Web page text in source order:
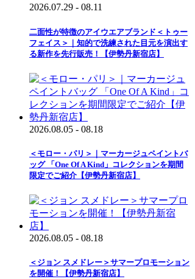
2026.07.29 - 08.11
二面性が特徴のアイウエアブランド＜トゥー
フェイス＞｜知的で洗練された目元を演出す
る新作を先行販売！【伊勢丹新宿店】
2026.08.05 - 08.18
＜モロー・パリ＞｜マーカージュペイントバ
ッグ 「One Of A Kind」コレクションを期間
限定でご紹介【伊勢丹新宿店】
2026.08.05 - 08.18
＜ジョン スメドレー＞サマープロモーション
を開催！【伊勢丹新宿店】